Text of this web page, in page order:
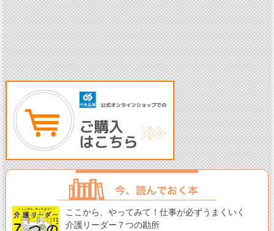
ここから、やってみて！仕事が必ずうまくいく
介護リーダー７つの勘所